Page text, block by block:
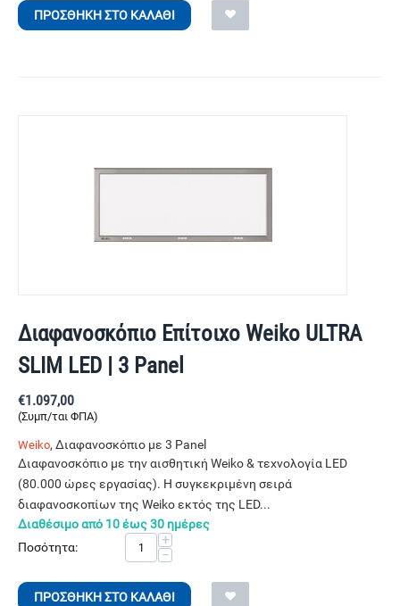
ΠΡΟΣΘΉΚΗ ΣΤΟ ΚΑΛΆΘΙ
Διαφανοσκόπιο Επίτοιχο Weiko ULTRA
SLIM LED | 3 Panel
€1.097,00
(Συμπ/ται ΦΠΑ)
Weiko, Διαφανοσκόπιο με 3 Panel
Διαφανοσκόπιο με την αισθητική Weiko & τεχνολογία LED
(80.000 ώρες εργασίας). Η συγκεκριμένη σειρά
διαφανοσκοπίων της Weiko εκτός της LED...
Διαθέσιμο από 10 έως 30 ημέρες
Ποσότητα:
+
−
ΠΡΟΣΘΉΚΗ ΣΤΟ ΚΑΛΆΘΙ